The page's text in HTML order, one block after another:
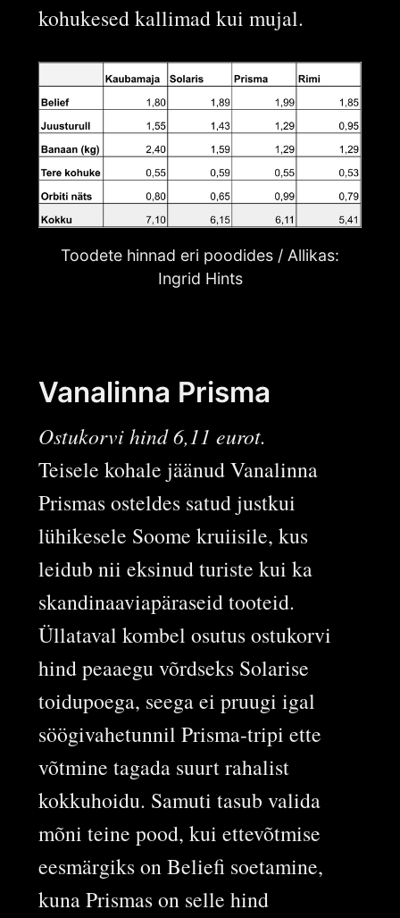
kohukesed kallimad kui mujal.
Toodete hinnad eri poodides / Allikas:
Ingrid Hints
Vanalinna Prisma
Ostukorvi hind 6,11 eurot.
Teisele kohale jäänud Vanalinna
Prismas osteldes satud justkui
lühikesele Soome kruiisile, kus
leidub nii eksinud turiste kui ka
skandinaaviapäraseid tooteid.
Üllataval kombel osutus ostukorvi
hind peaaegu võrdseks Solarise
toidupoega, seega ei pruugi igal
söögivahetunnil Prisma-tripi ette
võtmine tagada suurt rahalist
kokkuhoidu. Samuti tasub valida
mõni teine pood, kui ettevõtmise
eesmärgiks on Beliefi soetamine,
kuna Prismas on selle hind